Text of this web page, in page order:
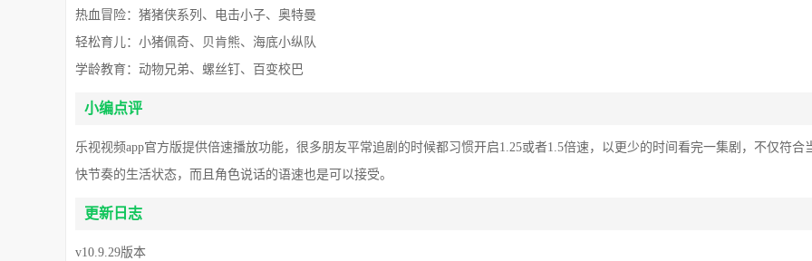
热血冒险：猪猪侠系列、电击小子、奥特曼
轻松育儿：小猪佩奇、贝肯熊、海底小纵队
学龄教育：动物兄弟、螺丝钉、百变校巴
小编点评
乐视视频app官方版提供倍速播放功能，很多朋友平常追剧的时候都习惯开启1.25或者1.5倍速，以更少的时间看完一集剧，不仅符合
快节奏的生活状态，而且角色说话的语速也是可以接受。
更新日志
v10.9.29版本